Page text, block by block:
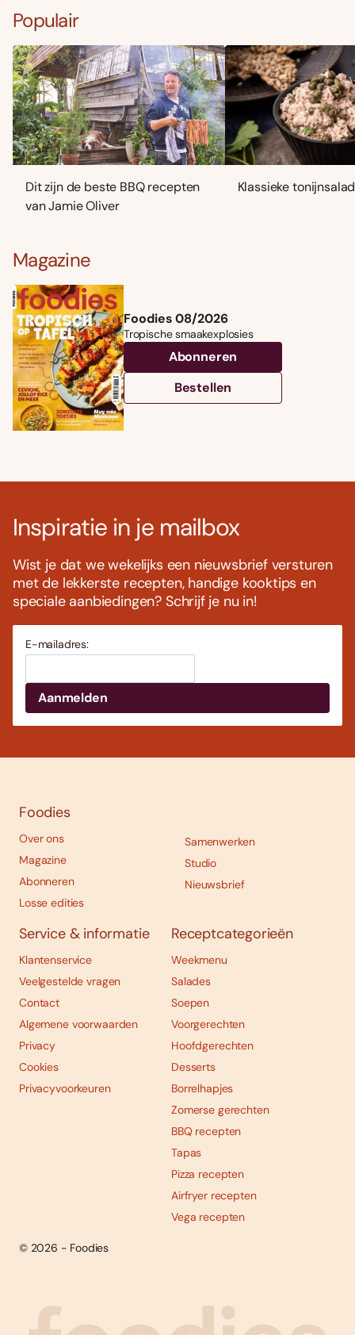
Abonneren
Populair
Dit zijn de beste BBQ recepten
van Jamie Oliver
Klassieke
Magazine
Foodies 08/2026
Tropische smaakexplosies
Abonneren
Bestellen
Inspiratie in je mailbox
Wist je dat we wekelijks een nieuwsbrief versturen
met de lekkerste recepten, handige kooktips en
speciale aanbiedingen? Schrijf je nu in!
E-mailadres:
Foodies
Over ons
Magazine
Abonneren
Losse edities
Samenwerken
Studio
Nieuwsbrief
Service & informatie
Klantenservice
Veelgestelde vragen
Contact
Algemene voorwaarden
Privacy
Cookies
Privacyvoorkeuren
Receptcategorieën
Weekmenu
Salades
Soepen
Voorgerechten
Hoofdgerechten
Desserts
Borrelhapjes
Zomerse gerechten
BBQ recepten
Tapas
Pizza recepten
Airfryer recepten
Vega recepten
© 2026 - Foodies